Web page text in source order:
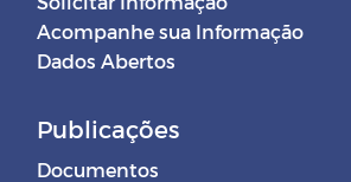
Acompanhe sua Informação
Dados Abertos
Publicações
Documentos